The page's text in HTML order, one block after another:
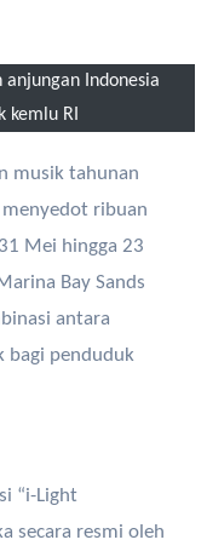
Indonesia
kemlu RI
ribuan
Mei hingga 23
Bay Sands
antara
bagi penduduk
“i-Light
secara resmi oleh